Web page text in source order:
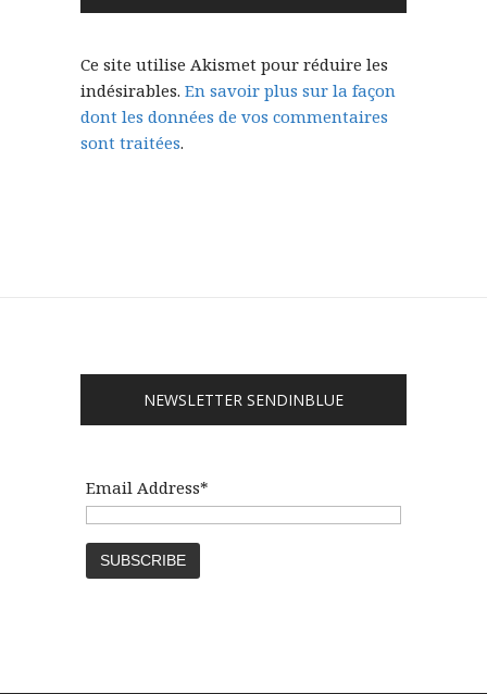
Ce site utilise Akismet pour réduire les
indésirables. En savoir plus sur la façon
dont les données de vos commentaires
sont traitées.
NEWSLETTER SENDINBLUE
Email Address*